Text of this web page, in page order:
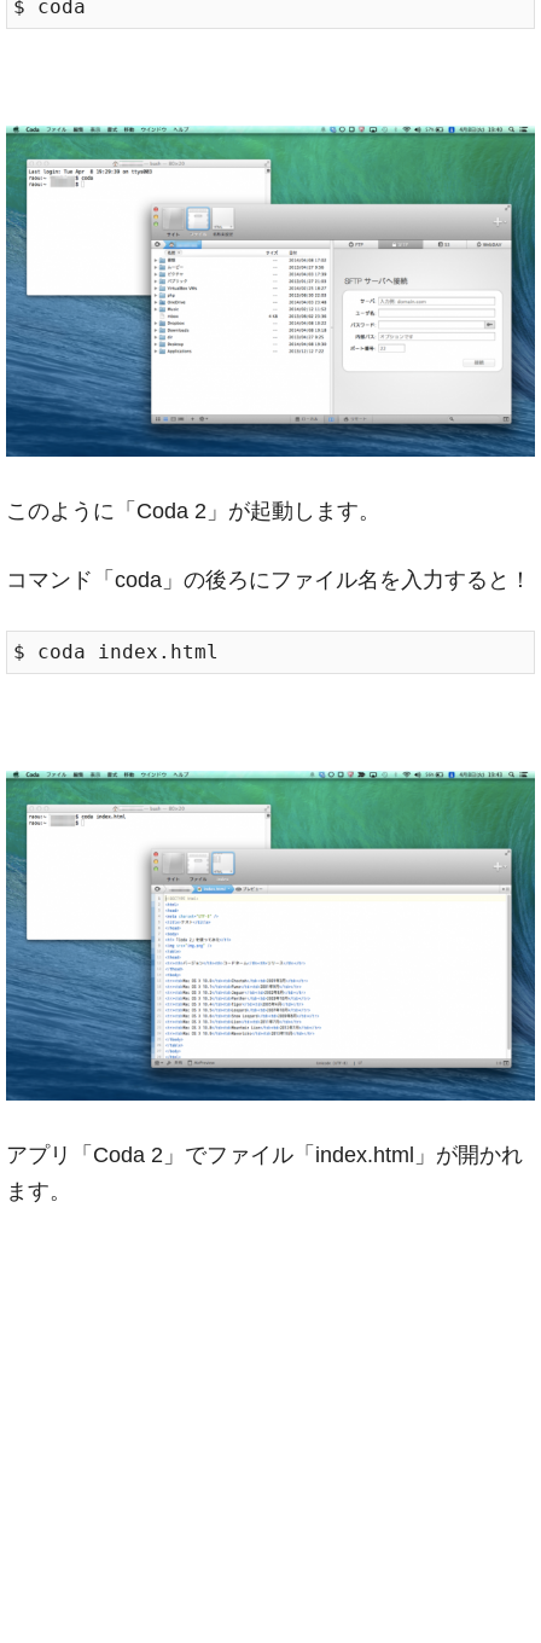
このように「Coda 2」が起動します。
コマンド「coda」の後ろにファイル名を入力すると！
アプリ「Coda 2」でファイル「index.html」が開かれ
ます。